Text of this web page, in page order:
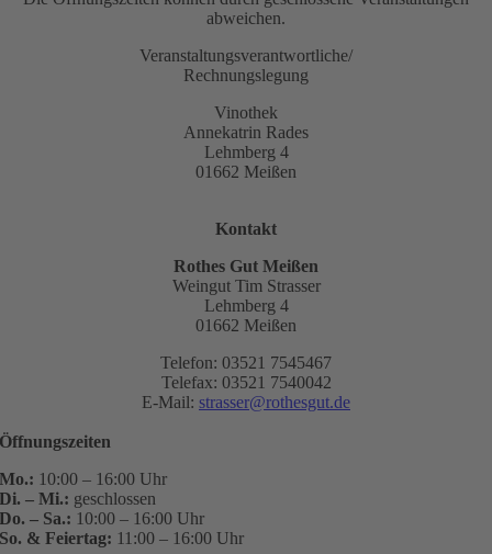
abweichen.
Veranstaltungsverantwortliche/
Rechnungslegung
Vinothek
Annekatrin Rades
Lehmberg 4
01662 Meißen
Kontakt
Rothes Gut Meißen
Weingut Tim Strasser
Lehmberg 4
01662 Meißen
Telefon: 03521 7545467
Telefax: 03521 7540042
E-Mail: strasser@rothesgut.de
Öffnungszeiten
Mo.: 10:00 – 16:00 Uhr
Di. – Mi.: geschlossen
Do. – Sa.: 10:00 – 16:00 Uhr
So. & Feiertag: 11:00 – 16:00 Uhr